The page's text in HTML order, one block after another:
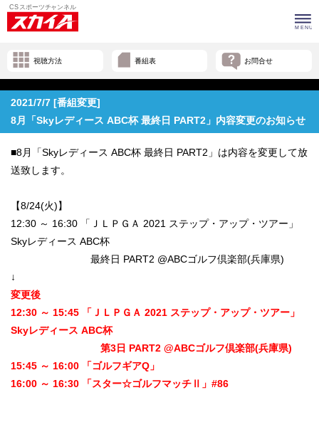
視聴方法 番組表 お問合せ
2021/7/7 [番組変更]
8月「Skyレディース ABC杯 最終日 PART2」内容変更のお知らせ
■8月「Skyレディース ABC杯 最終日 PART2」は内容を変更して放
送致します。
【8/24(火)】
12:30 ～ 16:30 「ＪＬＰＧＡ 2021 ステップ・アップ・ツアー」
Skyレディース ABC杯
最終日 PART2 @ABCゴルフ倶楽部(兵庫県)
↓
変更後
12:30 ～ 15:45 「ＪＬＰＧＡ 2021 ステップ・アップ・ツアー」
Skyレディース ABC杯
第3日 PART2 @ABCゴルフ倶楽部(兵庫県)
15:45 ～ 16:00 「ゴルフギアQ」
16:00 ～ 16:30 「スター☆ゴルフマッチⅡ」#86